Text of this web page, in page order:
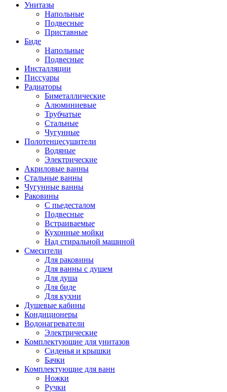
Унитазы
Напольные
Подвесные
Приставные
Биде
Напольные
Подвесные
Инсталляции
Писсуары
Радиаторы
Биметаллические
Алюминиевые
Трубчатые
Стальные
Чугунные
Полотенцесушители
Водяные
Электрические
Акриловые ванны
Стальные ванны
Чугунные ванны
Раковины
С пьедесталом
Подвесные
Встраиваемые
Кухонные мойки
Над стиральной машиной
Смесители
Для раковины
Для ванны с душем
Для душа
Для биде
Для кухни
Душевые кабины
Кондиционеры
Водонагреватели
Электрические
Комплектующие для унитазов
Сиденья и крышки
Бачки
Комплектующие для ванн
Ножки
Ручки